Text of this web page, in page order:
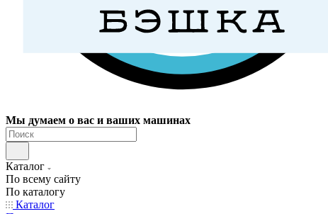
Мы думаем о вас и ваших машинах
Каталог
По всему сайту
По каталогу
Каталог